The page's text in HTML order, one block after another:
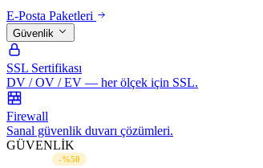
E-Posta Paketleri
Güvenlik
SSL Sertifikası
DV / OV / EV — her ölçek için SSL.
Firewall
Sanal güvenlik duvarı çözümleri.
GÜVENLİK
-%50